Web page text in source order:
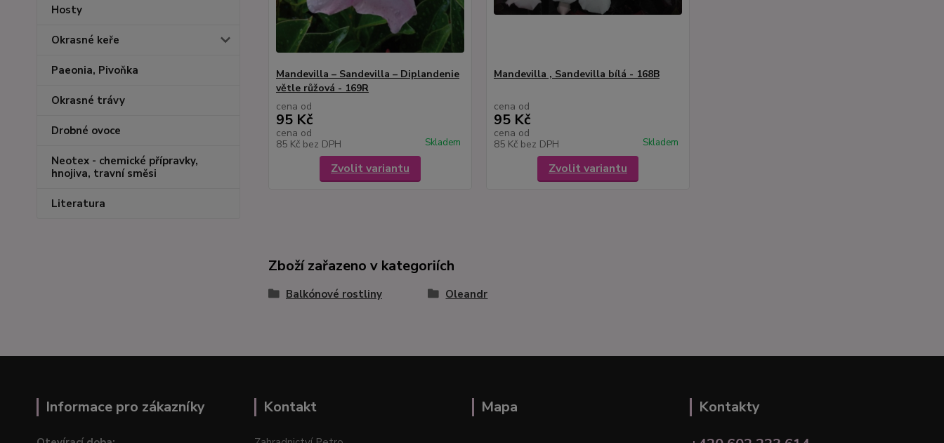
Hosty
Okrasné keře
Paeonia, Pivoňka
Okrasné trávy
Drobné ovoce
Neotex - chemické přípravky,
hnojiva, travní směsi
Literatura
Mandevilla – Sandevilla – Diplandenie
větle růžová - 169R
cena od
95 Kč
cena od
85 Kč bez DPH Skladem
Zvolit variantu
Mandevilla , Sandevilla bílá - 168B
cena od
95 Kč
cena od
85 Kč bez DPH Skladem
Zvolit variantu
Zboží zařazeno v kategoriích
Balkónové rostliny Oleandr
Informace pro zákazníky Kontakt Mapa
Kontakty